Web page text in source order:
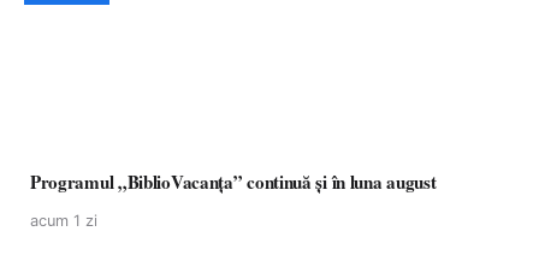
Programul „BiblioVacanța” continuă și în luna august
acum 1 zi